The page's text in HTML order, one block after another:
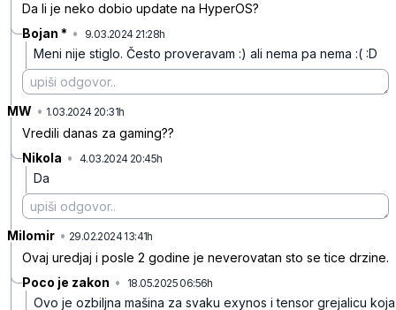
Da li je neko dobio update na HyperOS?
Bojan * • 9.03.2024 21:28h
Meni nije stiglo. Često proveravam :) ali nema pa nema :( :D
MW • 1.03.2024 20:31h
Vredili danas za gaming??
Nikola • 4.03.2024 20:45h
Da
Milomir • 29.02.2024 13:41h
Ovaj uredjaj i posle 2 godine je neverovatan sto se tice drzine.
Poco je zakon • 18.05.2025 06:56h
Ovo je ozbiljna mašina za svaku exynos i tensor grejalicu koja